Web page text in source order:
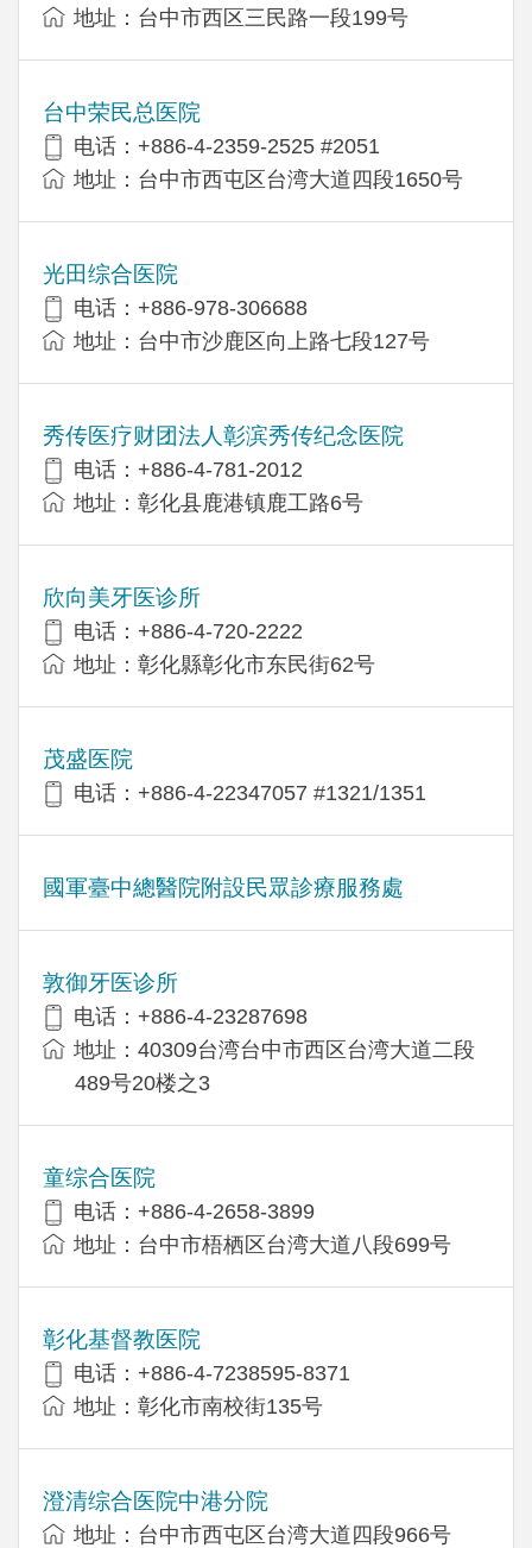
地址：台中市西区三民路一段199号
台中荣民总医院
电话：+886-4-2359-2525 #2051
地址：台中市西屯区台湾大道四段1650号
光田综合医院
电话：+886-978-306688
地址：台中市沙鹿区向上路七段127号
秀传医疗财团法人彰滨秀传纪念医院
电话：+886-4-781-2012
地址：彰化县鹿港镇鹿工路6号
欣向美牙医诊所
电话：+886-4-720-2222
地址：彰化縣彰化市东民街62号
茂盛医院
电话：+886-4-22347057 #1321/1351
國軍臺中總醫院附設民眾診療服務處
敦御牙医诊所
电话：+886-4-23287698
地址：40309台湾台中市西区台湾大道二段
489号20楼之3
童综合医院
电话：+886-4-2658-3899
地址：台中市梧栖区台湾大道八段699号
彰化基督教医院
电话：+886-4-7238595-8371
地址：彰化市南校街135号
澄清综合医院中港分院
地址：台中市西屯区台湾大道四段966号